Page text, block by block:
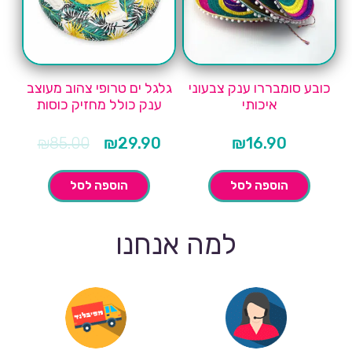
כובע סומבררו ענק צבעוני
איכותי
₪16.90
הוספה לסל
גלגל ים טרופי צהוב מעוצב
ענק כולל מחזיק כוסות
₪85.00
המחיר
המקורי
₪85.00.
₪29.90המחיר
הוספה לסל
למה אנחנו